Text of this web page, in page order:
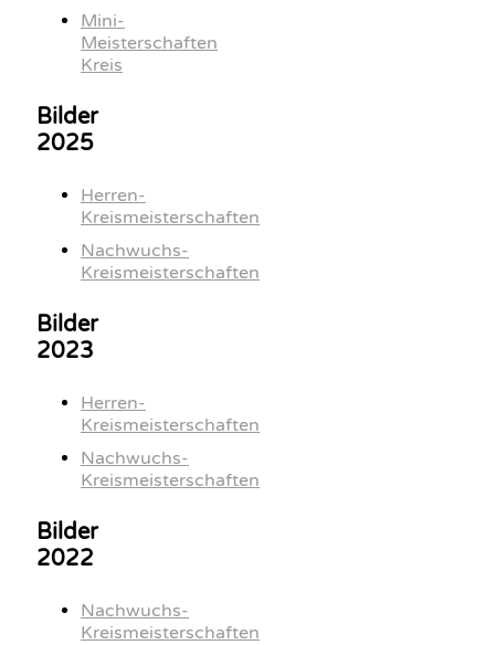
Mini-
Meisterschaften
Kreis
Bilder
2025
Herren-
Kreismeisterschaften
Nachwuchs-
Kreismeisterschaften
Bilder
2023
Herren-
Kreismeisterschaften
Nachwuchs-
Kreismeisterschaften
Bilder
2022
Nachwuchs-
Kreismeisterschaften